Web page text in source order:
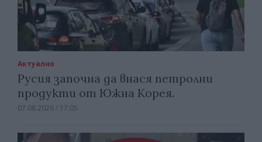
Актуално
Русия започна да внася петролни
продукти от Южна Корея.
07.08.2026 / 17:05